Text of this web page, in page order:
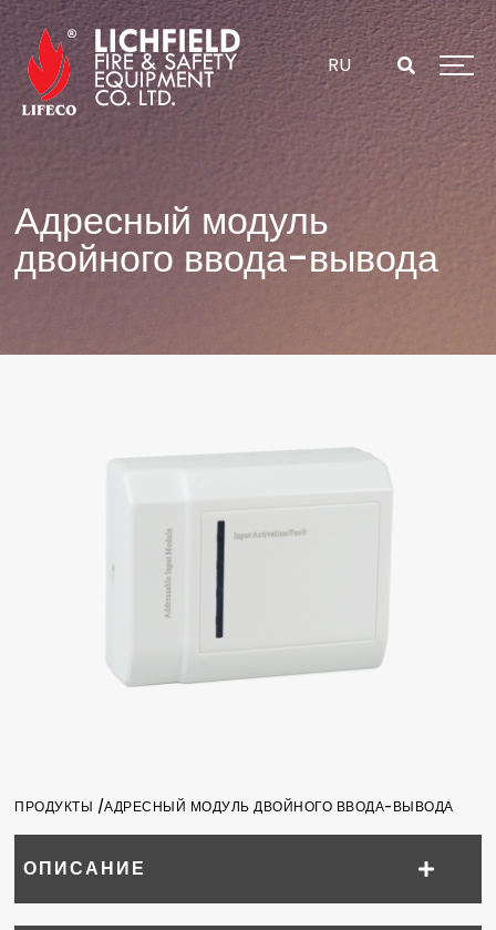
Перейти
содержанию
RU
Адресный модуль
двойного ввода-вывода
ПРОДУКТЫ /АДРЕСНЫЙ МОДУЛЬ ДВОЙНОГО ВВОДА-ВЫВОДА
ОПИСАНИЕ